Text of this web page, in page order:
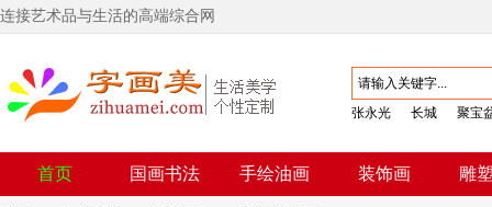
连接艺术品与生活的高端综合网
张永光 长城 聚宝
首页 国画书法 手绘油画 装饰画 雕